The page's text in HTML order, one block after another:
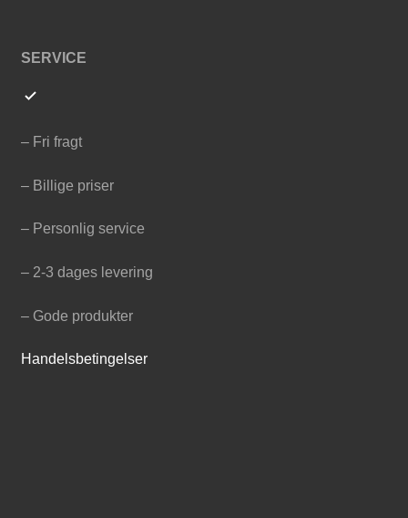
SERVICE
– Fri fragt
– Billige priser
– Personlig service
– 2-3 dages levering
– Gode produkter
Handelsbetingelser